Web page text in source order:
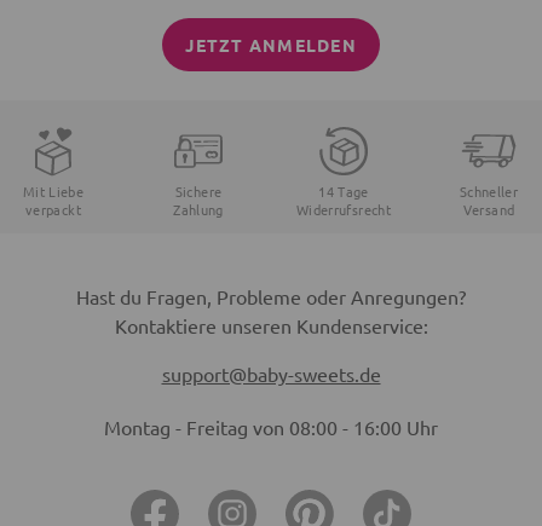
JETZT ANMELDEN
Mit Liebe
verpackt
Sichere
Zahlung
14 Tage
Widerrufsrecht
Schneller
Versand
Hast du Fragen, Probleme oder Anregungen?
Kontaktiere unseren Kundenservice:
support@baby-sweets.de
Montag - Freitag von 08:00 - 16:00 Uhr